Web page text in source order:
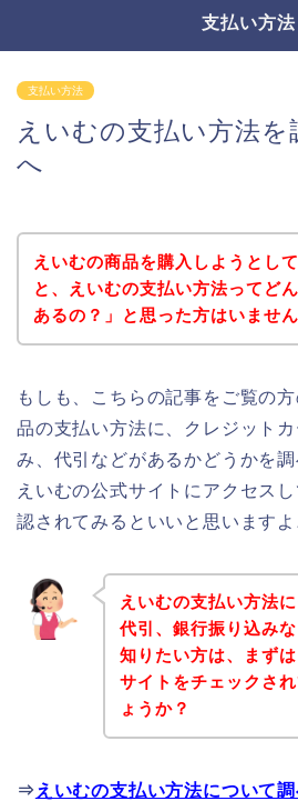
支払い方法
支払い方法
えいむの支払い方法
へ
えいむの商品を購入しようとし
と、えいむの支払い方法ってど
あるの？」と思った方はいませ
もしも、こちらの記事をご覧の
品の支払い方法に、クレジット
み、代引などがあるかどうかを
えいむの公式サイトにアクセス
認されてみるといいと思いますよ
えいむの支払い方法
代引、銀行振り込み
知りたい方は、まず
サイトをチェックさ
ょうか？
⇒ えいむの支払い方法について